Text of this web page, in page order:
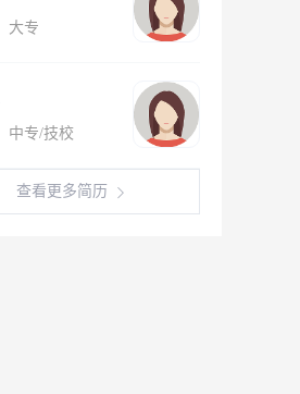
大专
中专/技校
查看更多简历